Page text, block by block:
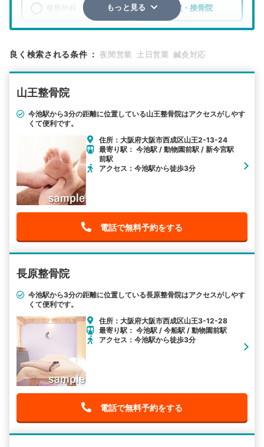
整骨院・接骨院
検索する
駅から探す 院名から探す
もっと見る
良く検索される条件 ： 夜間営業 土日営業 鍼灸対応
山王整骨院
今池駅から3分の距離に位置している山王整骨院はアクセスがしやす
くて便利です。
住所：大阪府大阪市西成区山王2-13-24
最寄り駅： 今池駅 / 動物園前駅 / 新今宮駅
前駅
アクセス：今池駅から徒歩3分
電話で無料予約をする
長原整骨院
今池駅から3分の距離に位置している長原整骨院はアクセスがしやす
くて便利です。
住所：大阪府大阪市西成区山王3-12-28
最寄り駅： 今池駅 / 今船駅 / 動物園前駅
アクセス：今池駅から徒歩3分
電話で無料予約をする